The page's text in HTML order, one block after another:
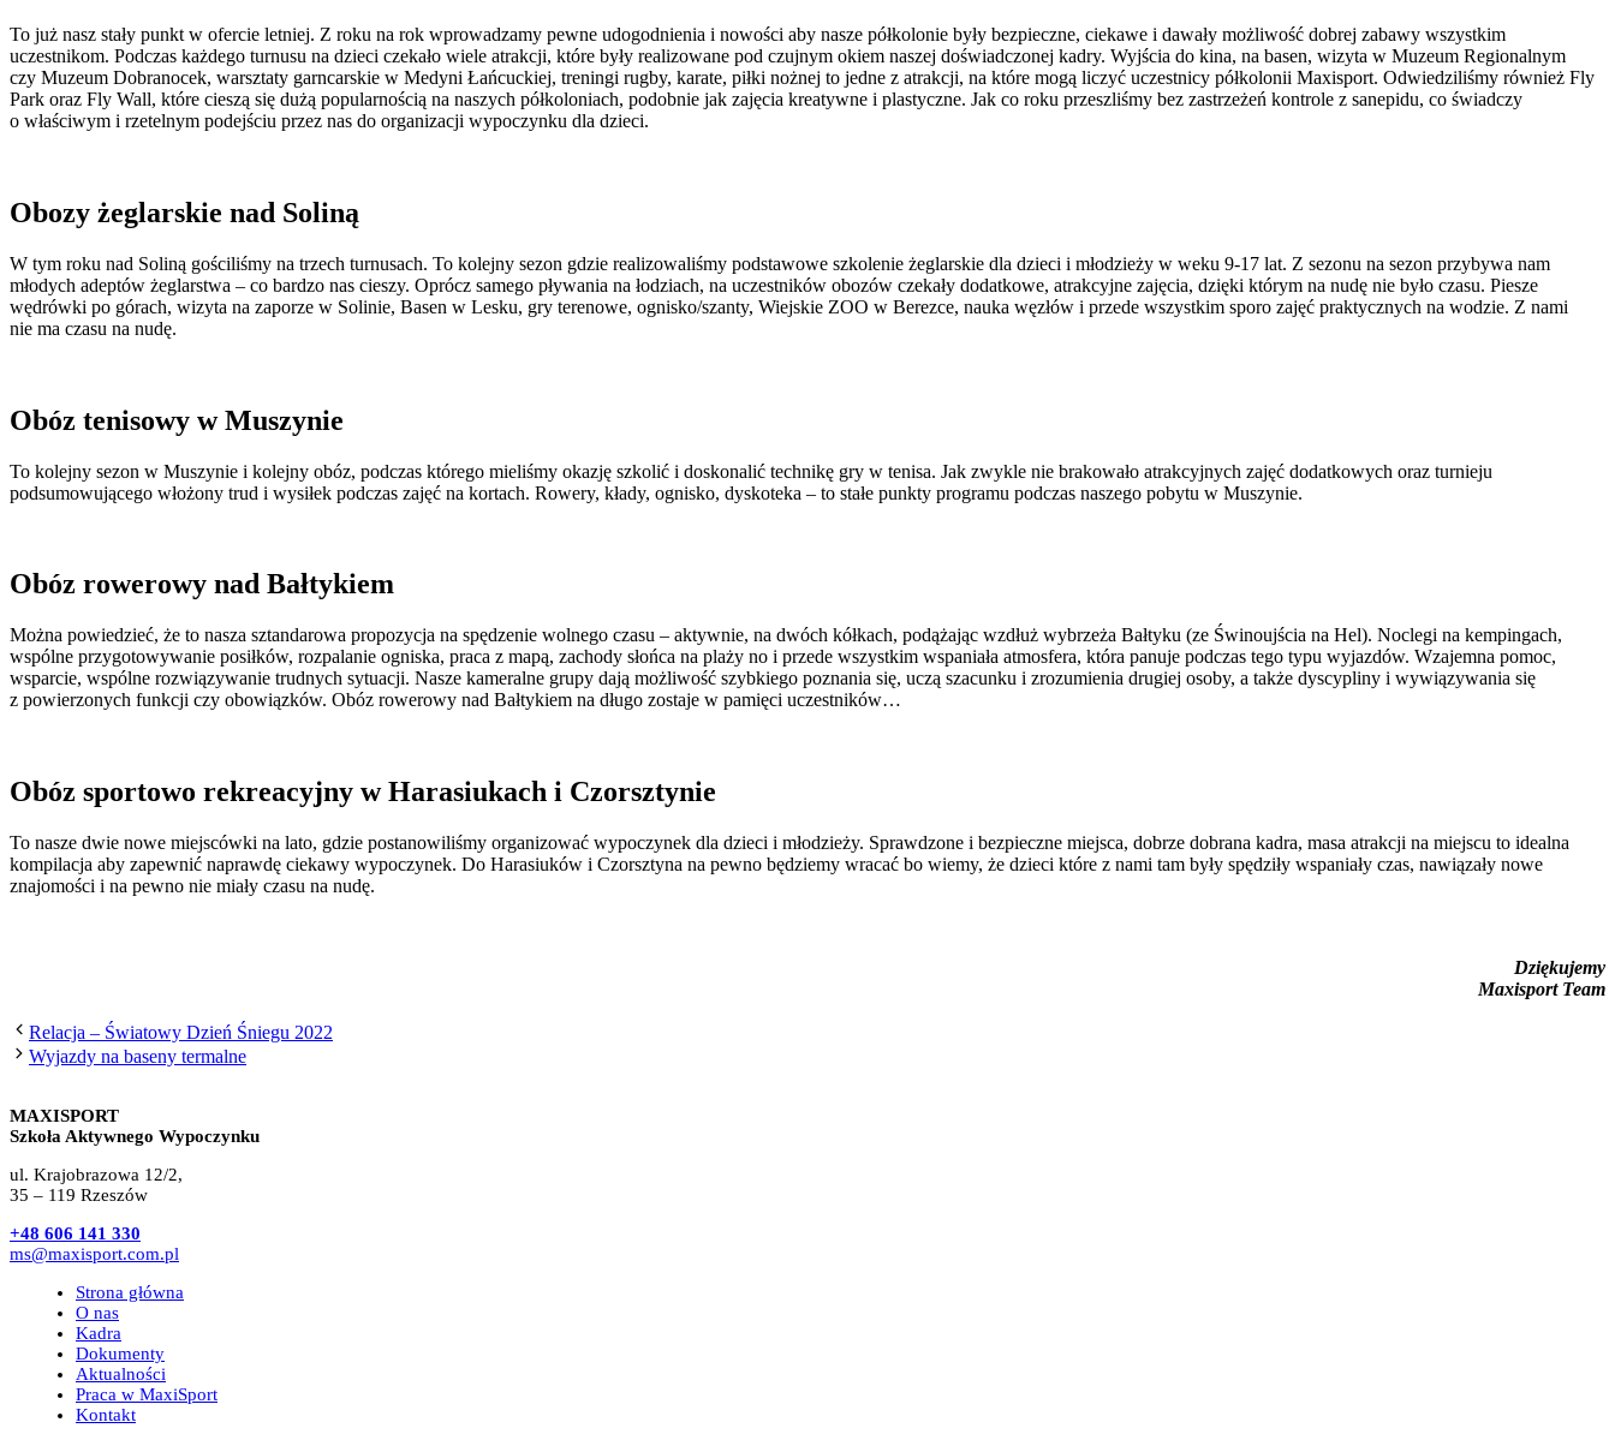
To już nasz stały punkt w ofercie letniej. Z roku na rok wprowadzamy pewne udogodnienia i nowości aby nasze półkolonie były bezpieczne, ciekawe i dawały możliwość dobrej zabawy wszystkim
uczestnikom. Podczas każdego turnusu na dzieci czekało wiele atrakcji, które były realizowane pod czujnym okiem naszej doświadczonej kadry. Wyjścia do kina, na basen, wizyta w Muzeum Regionalnym
czy Muzeum Dobranocek, warsztaty garncarskie w Medyni Łańcuckiej, treningi rugby, karate, piłki nożnej to jedne z atrakcji, na które mogą liczyć uczestnicy półkolonii Maxisport. Odwiedziliśmy również Fly
Park oraz Fly Wall, które cieszą się dużą popularnością na naszych półkoloniach, podobnie jak zajęcia kreatywne i plastyczne. Jak co roku przeszliśmy bez zastrzeżeń kontrole z sanepidu, co świadczy
o właściwym i rzetelnym podejściu przez nas do organizacji wypoczynku dla dzieci.
Obozy żeglarskie nad Soliną
W tym roku nad Soliną gościliśmy na trzech turnusach. To kolejny sezon gdzie realizowaliśmy podstawowe szkolenie żeglarskie dla dzieci i młodzieży w weku 9-17 lat. Z sezonu na sezon przybywa nam
młodych adeptów żeglarstwa – co bardzo nas cieszy. Oprócz samego pływania na łodziach, na uczestników obozów czekały dodatkowe, atrakcyjne zajęcia, dzięki którym na nudę nie było czasu. Piesze
wędrówki po górach, wizyta na zaporze w Solinie, Basen w Lesku, gry terenowe, ognisko/szanty, Wiejskie ZOO w Berezce, nauka węzłów i przede wszystkim sporo zajęć praktycznych na wodzie. Z nami
nie ma czasu na nudę.
Obóz tenisowy w Muszynie
To kolejny sezon w Muszynie i kolejny obóz, podczas którego mieliśmy okazję szkolić i doskonalić technikę gry w tenisa. Jak zwykle nie brakowało atrakcyjnych zajęć dodatkowych oraz turnieju
podsumowującego włożony trud i wysiłek podczas zajęć na kortach. Rowery, kłady, ognisko, dyskoteka – to stałe punkty programu podczas naszego pobytu w Muszynie.
Obóz rowerowy nad Bałtykiem
Można powiedzieć, że to nasza sztandarowa propozycja na spędzenie wolnego czasu – aktywnie, na dwóch kółkach, podążając wzdłuż wybrzeża Bałtyku (ze Świnoujścia na Hel). Noclegi na kempingach,
wspólne przygotowywanie posiłków, rozpalanie ogniska, praca z mapą, zachody słońca na plaży no i przede wszystkim wspaniała atmosfera, która panuje podczas tego typu wyjazdów. Wzajemna pomoc,
wsparcie, wspólne rozwiązywanie trudnych sytuacji. Nasze kameralne grupy dają możliwość szybkiego poznania się, uczą szacunku i zrozumienia drugiej osoby, a także dyscypliny i wywiązywania się
z powierzonych funkcji czy obowiązków. Obóz rowerowy nad Bałtykiem na długo zostaje w pamięci uczestników…
Obóz sportowo rekreacyjny w Harasiukach i Czorsztynie
To nasze dwie nowe miejscówki na lato, gdzie postanowiliśmy organizować wypoczynek dla dzieci i młodzieży. Sprawdzone i bezpieczne miejsca, dobrze dobrana kadra, masa atrakcji na miejscu to idealna
kompilacja aby zapewnić naprawdę ciekawy wypoczynek. Do Harasiuków i Czorsztyna na pewno będziemy wracać bo wiemy, że dzieci które z nami tam były spędziły wspaniały czas, nawiązały nowe
znajomości i na pewno nie miały czasu na nudę.
Dziękujemy
Maxisport Team
Relacja – Światowy Dzień Śniegu 2022
Wyjazdy na baseny termalne
MAXISPORT
Szkoła Aktywnego Wypoczynku
ul. Krajobrazowa 12/2,
35 – 119 Rzeszów
+48 606 141 330
ms@maxisport.com.pl
Strona główna
O nas
Kadra
Dokumenty
Aktualności
Praca w MaxiSport
Kontakt